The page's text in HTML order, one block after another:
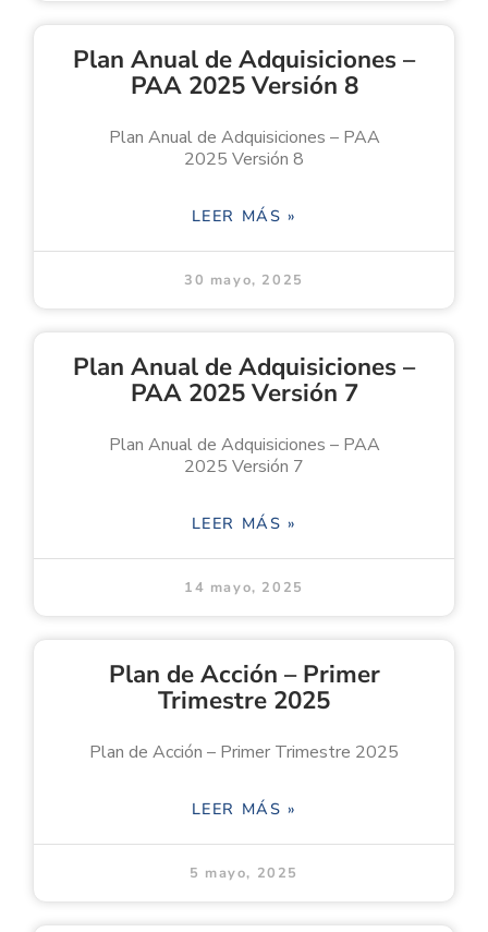
Plan Anual de Adquisiciones –
PAA 2025 Versión 8
Plan Anual de Adquisiciones – PAA
2025 Versión 8
LEER MÁS »
30 mayo, 2025
Plan Anual de Adquisiciones –
PAA 2025 Versión 7
Plan Anual de Adquisiciones – PAA
2025 Versión 7
LEER MÁS »
14 mayo, 2025
Plan de Acción – Primer
Trimestre 2025
Plan de Acción – Primer Trimestre 2025
LEER MÁS »
5 mayo, 2025